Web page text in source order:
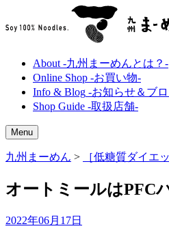
About -九州まーめんとは？-
Online Shop -お買い物-
Info & Blog -お知らせ＆ブ
Shop Guide -取扱店舗-
Menu
九州まーめん > ［低糖質ダイエ
オートミールはPFC
2022年06月17日